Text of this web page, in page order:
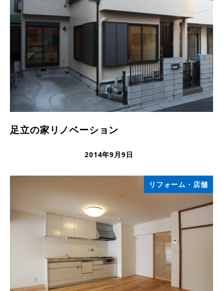
足立の家リノベーション
更新日
2014年9月9日
リフォーム・店舗